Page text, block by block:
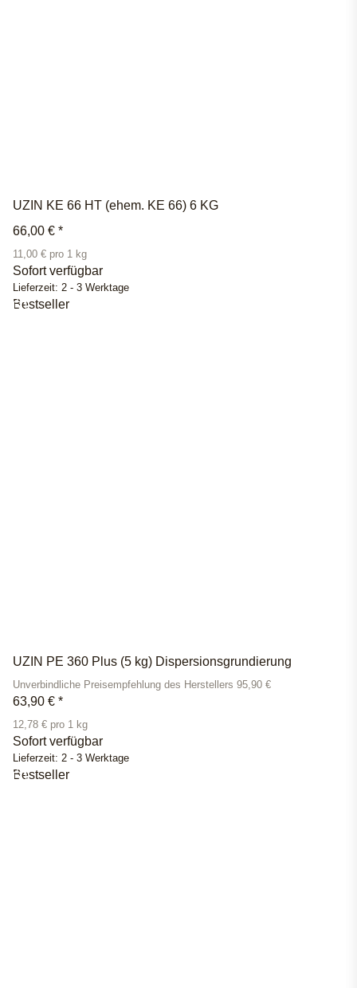
UZIN KE 66 HT (ehem. KE 66) 6 KG
66,00 € *
11,00 € pro 1 kg
Sofort verfügbar
Lieferzeit: 2 - 3 Werktage
Bestseller
UZIN PE 360 Plus (5 kg) Dispersionsgrundierung
Unverbindliche Preisempfehlung des Herstellers 95,90 €
63,90 € *
12,78 € pro 1 kg
Sofort verfügbar
Lieferzeit: 2 - 3 Werktage
Bestseller